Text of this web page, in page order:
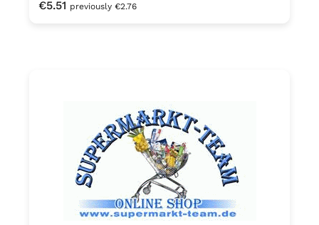
Regular price:
€5.51 previously €2.76